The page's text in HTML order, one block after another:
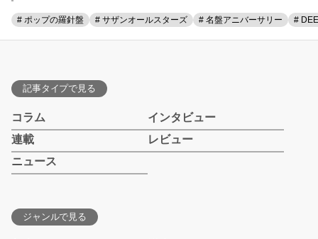
# ポップの羅針盤 # サザンオールスターズ # 名盤アニバーサリー #
記事タイプで見る
コラム
インタビュー
連載
レビュー
ニュース
ジャンルで見る